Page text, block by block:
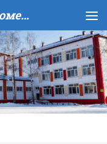
МАОУ COШ № 43 города Тюмени имени В.И. Муравленко